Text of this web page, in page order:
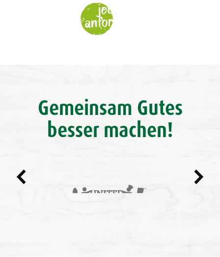
jetzt
anfordern
Gemeinsam Gutes
besser machen!